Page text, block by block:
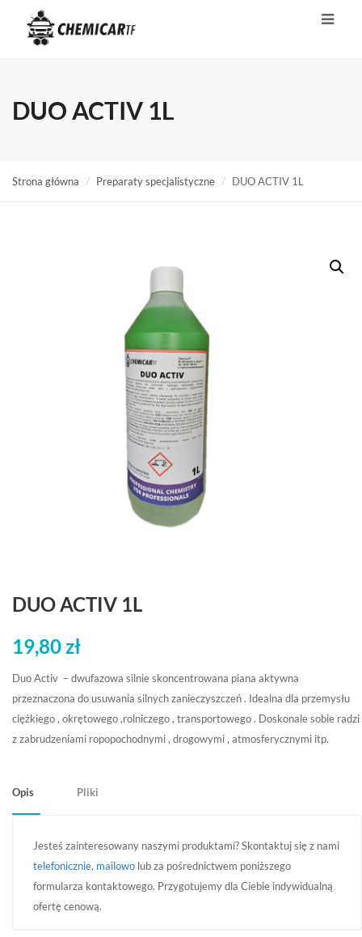
DUO ACTIV 1L
Strona główna Preparaty specjalistyczne DUO ACTIV 1L
DUO ACTIV 1L
19,80zł
Duo Activ – dwufazowa silnie skoncentrowana piana aktywna
przeznaczona do usuwania silnych zanieczyszczeń . Idealna dla przemysłu
ciężkiego , okrętowego ,rolniczego , transportowego . Doskonale sobie radzi
z zabrudzeniami ropopochodnymi , drogowymi , atmosferycznymi itp.
Opis Pliki
Jesteś zainteresowany naszymi produktami? Skontaktuj się z nami
telefonicznie, mailowo lub za pośrednictwem poniższego
formularza kontaktowego. Przygotujemy dla Ciebie indywidualną
ofertę cenową.